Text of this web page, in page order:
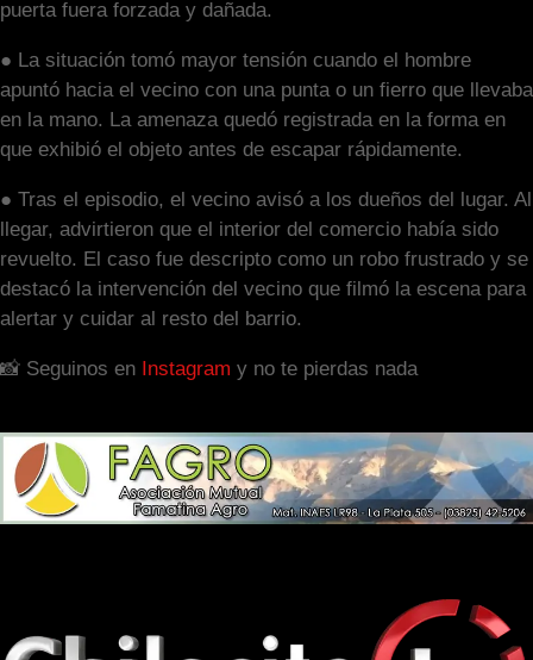
puerta fuera forzada y dañada.
● La situación tomó mayor tensión cuando el hombre
apuntó hacia el vecino con una punta o un fierro que llevaba
en la mano. La amenaza quedó registrada en la forma en
que exhibió el objeto antes de escapar rápidamente.
● Tras el episodio, el vecino avisó a los dueños del lugar. Al
llegar, advirtieron que el interior del comercio había sido
revuelto. El caso fue descripto como un robo frustrado y se
destacó la intervención del vecino que filmó la escena para
alertar y cuidar al resto del barrio.
📸 Seguinos en Instagram y no te pierdas nada